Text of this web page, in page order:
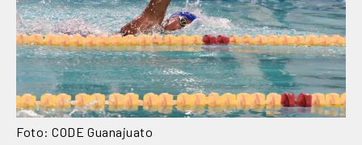
Foto: CODE Guanajuato